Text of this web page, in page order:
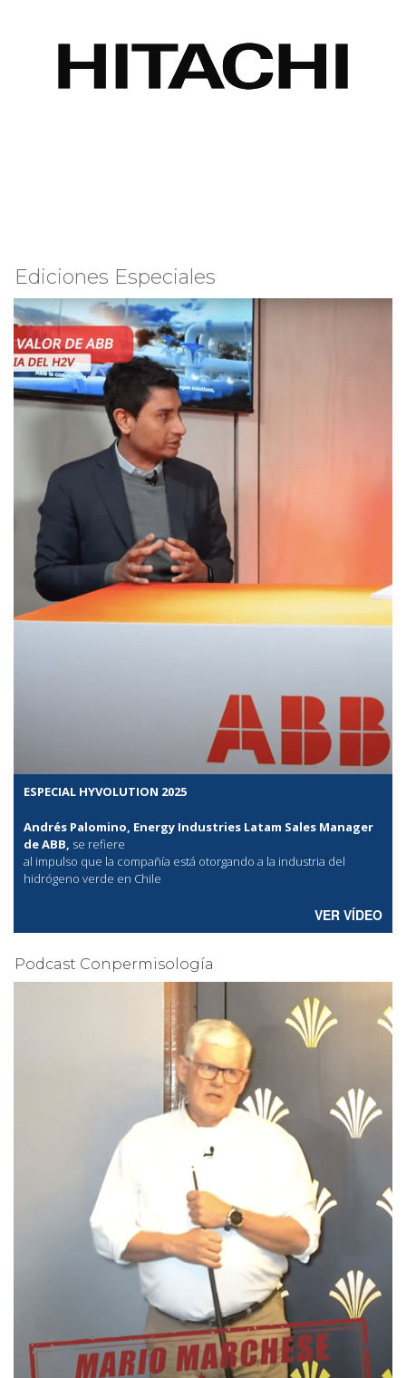
Ediciones Especiales
ESPECIAL HYVOLUTION 2025
Andrés Palomino, Energy Industries Latam Sales Manager
de ABB, se refiere
al impulso que la compañía está otorgando a la industria del
hidrógeno verde en Chile
VER VÍDEO
Podcast Conpermisología